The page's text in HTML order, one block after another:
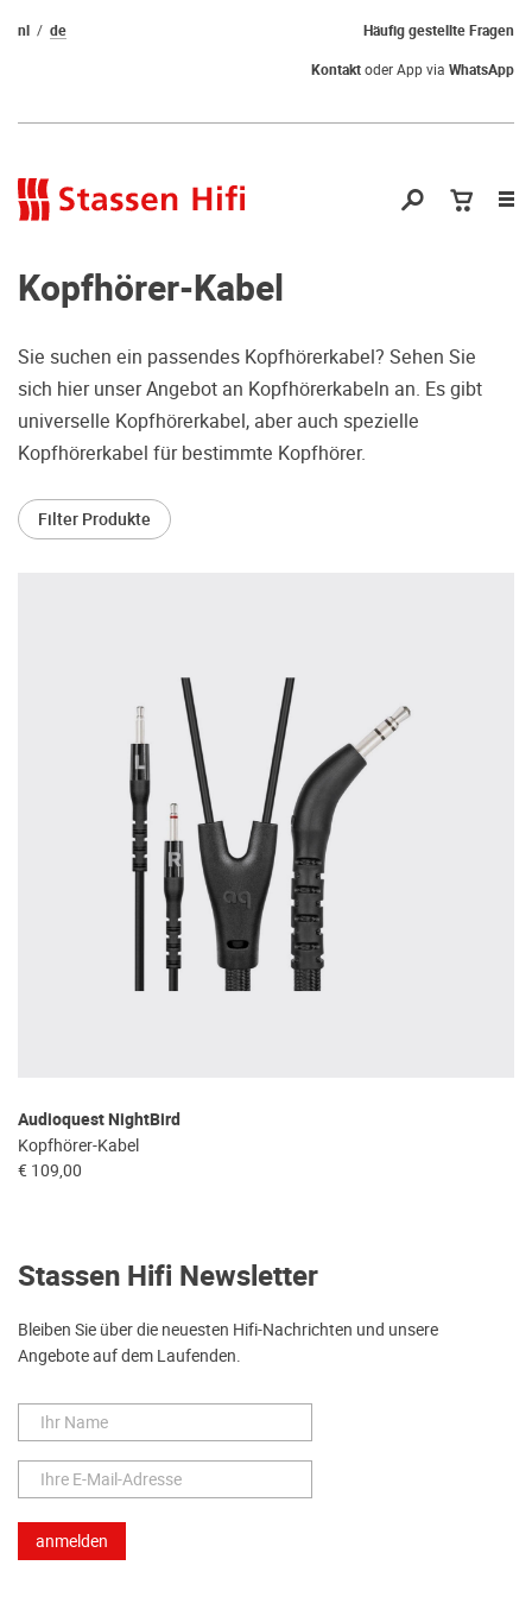
Qual der Wahl?
Warum kommen Sie nicht vorbei und
hören erstmal Probe? Dadurch stellen
Sie sicher, dass Sie die richtige Wahl
treffen.
Geschmack doch anders ist als der
Geschmack desjenigen, auf den sie gehört
haben. Deshalb bieten wir Ihnen die
Möglichkeit, Ihr(e) Wunschgerät(e) ganz
ohne Zeitdruck in unserem Palazzo
Hörschloss Probe zu hören. Nutzen Sie
diese Möglichkeit!
Vereinbaren Sie einen Hörtermin.
Häufig gestellte Fragen
nl
de
Kontaktoder App via WhatsApp
Kopfhörer-Kabel
Sie suchen ein passendes Kopfhörerkabel? Sehen Sie
sich hier unser Angebot an Kopfhörerkabeln an. Es gibt
universelle Kopfhörerkabel, aber auch spezielle
Kopfhörerkabel für bestimmte Kopfhörer.
Filter Produkte
Audioquest NightBird
Kopfhörer-Kabel
€ 109,00
Stassen Hifi Newsletter
Bleiben Sie über die neuesten Hifi-Nachrichten und unsere
Angebote auf dem Laufenden.